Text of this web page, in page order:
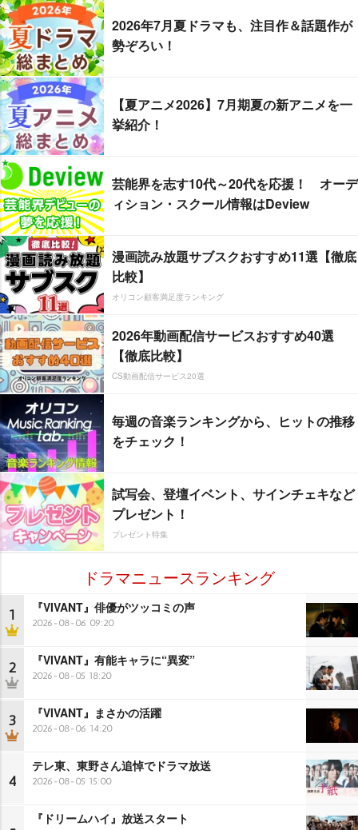
2026年7月夏ドラマも、注目作＆話題作が
勢ぞろい！
【夏アニメ2026】7月期夏の新アニメを一
挙紹介！
芸能界を志す10代～20代を応援！ オーデ
ィション・スクール情報はDeview
漫画読み放題サブスクおすすめ11選【徹底
比較】
オリコン顧客満足度ランキング
2026年動画配信サービスおすすめ40選
【徹底比較】
CS動画配信サービス20選
毎週の音楽ランキングから、ヒットの推移
をチェック！
試写会、登壇イベント、サインチェキなど
プレゼント！
プレゼント特集
ドラマニュースランキング
1 『VIVANT』俳優がツッコミの声
2026-08-06 09:20
2 『VIVANT』有能キャラに“異変”
2026-08-05 18:20
3 『VIVANT』まさかの活躍
2026-08-06 14:20
4
テレ東、東野さん追悼でドラマ放送
2026-08-05 15:00
『ドリームハイ』放送スタート